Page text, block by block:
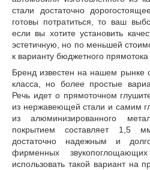
стали достаточно
готовы потратиться, то ваш
если вы хотите установить
эстетичную, но по меньшей
к варианту бюджетного прямотока
Бренд известен на нашем рынке
класса, но более простые
Речь идет о прямоточном
из нержавеющей стали и самим
из алюминизированного
покрытием составляет 1,5
достаточно надежным и
фирменных
использовать такой вариант на